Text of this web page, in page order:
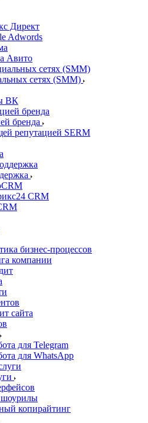
Директ
Adwords
Авито
сетях (SMM)
ВК
бренда
репутацией SERM
CRM
бизнес-процессов
компании
сайта
для Telegram
для WhatsApp
копирайтинг